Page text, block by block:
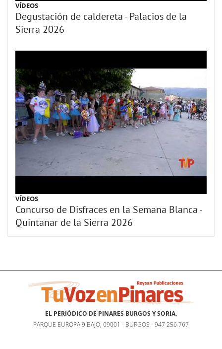
VÍDEOS
Degustación de caldereta - Palacios de la
Sierra 2026
VÍDEOS
Concurso de Disfraces en la Semana Blanca -
Quintanar de la Sierra 2026
EL PERIÓDICO DE PINARES BURGOS Y SORIA.
PARQUE EUROPA 9 BAJO, 09001 - BURGOS - 947 256 767